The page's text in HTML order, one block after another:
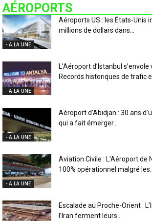
AÉROPORTS
- A LA UNE
Aéroports US : les États-Unis
millions de dollars dans...
- A LA UNE
L’Aéroport d’Istanbul s’envole
Records historiques de trafic et
- A LA UNE
Aéroport d’Abidjan : 30 ans
qui a fait émerger...
- A LA UNE
Aviation Civile : L’Aéroport de
100% opérationnel malgré les...
Escalade au Proche-Orient :
l’Iran ferment leurs...